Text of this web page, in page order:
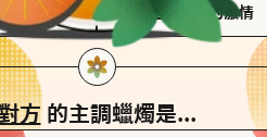
定關係
缺乏關係中的激情
方的主調蠟燭是...